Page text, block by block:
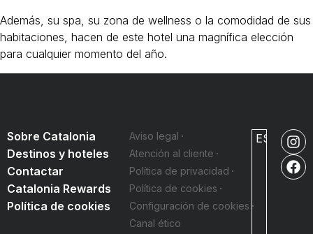
Además, su spa, su zona de wellness o la comodidad de sus
habitaciones, hacen de este hotel una magnífica elección
para cualquier momento del año.
Sobre Catalonia
Destinos y hoteles
Contactar
Catalonia Rewards
Política de cookies
Aviso legal
Atención al cliente
Política de privacidad
Política de cookies
Configuración de cookies
Canal ético
ES